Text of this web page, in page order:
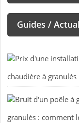
Guides /
chaudière à
granulés : comment